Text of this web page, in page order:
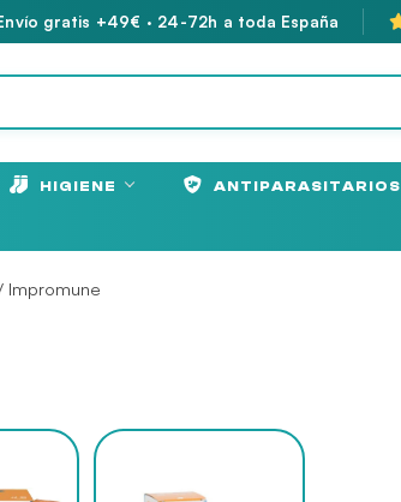
gratis +49€ · 24-72h a toda España
HIGIENE ANTIPARASITARIOS
Impromune